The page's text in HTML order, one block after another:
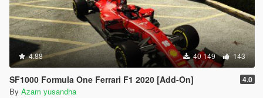
4.88 40 149 143
SF1000 Formula One Ferrari F1 2020 [Add-On] 4.0
By Azam yusandha